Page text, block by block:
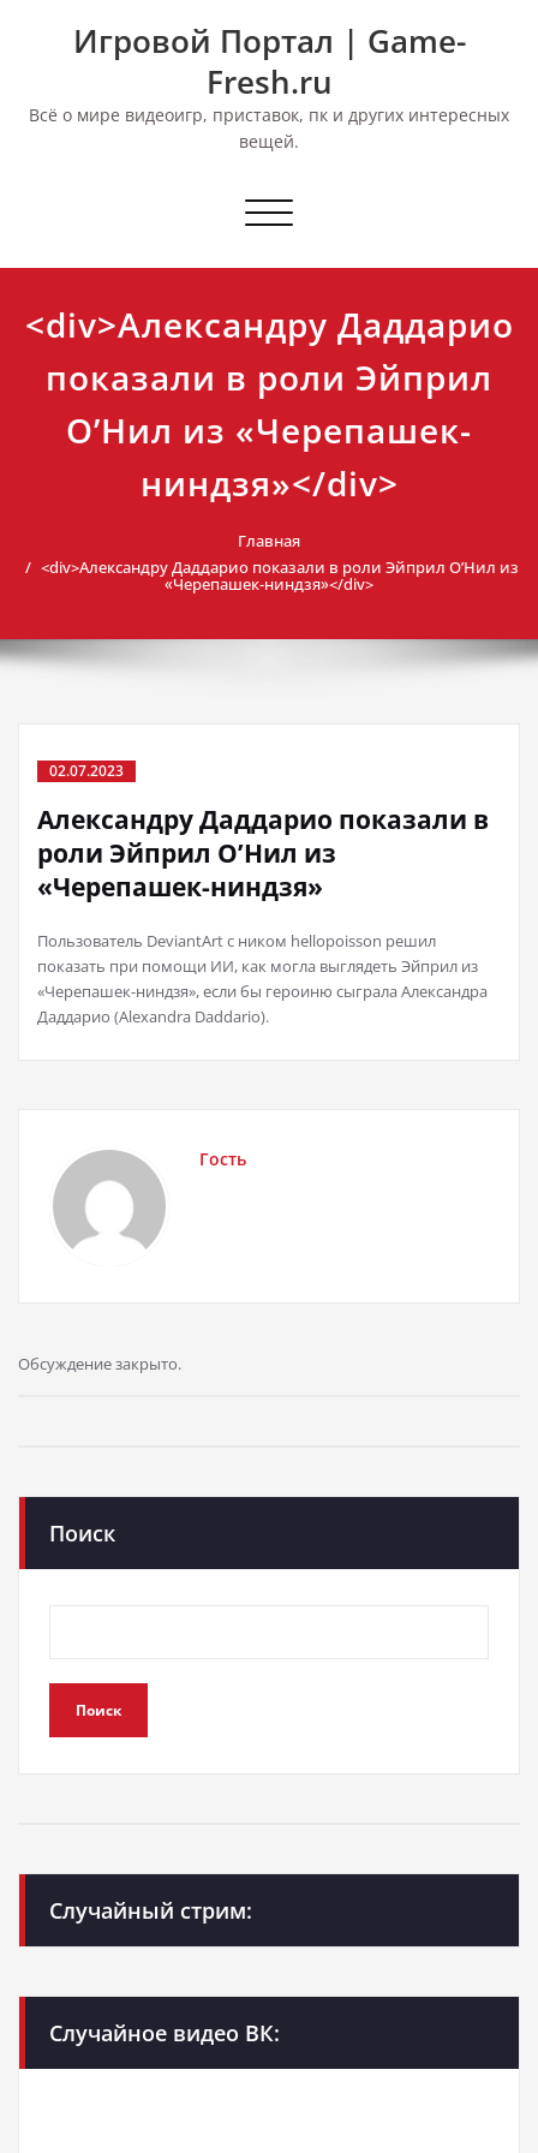
Игровой Портал | Game-
Fresh.ru
Всё о мире видеоигр, приставок, пк и других интересных
вещей.
Переключить
<div>Александру Даддарио
показали в роли Эйприл
О’Нил из «Черепашек-
ниндзя»</div>
Главная
<div>Александру Даддарио показали в роли Эйприл О’Нил из
«Черепашек-ниндзя»</div>
02.07.2023
Александру Даддарио показали в
роли Эйприл О’Нил из
«Черепашек-ниндзя»
Пользователь DeviantArt с ником hellopoisson решил
показать при помощи ИИ, как могла выглядеть Эйприл из
«Черепашек-ниндзя», если бы героиню сыграла Александра
Даддарио (Alexandra Daddario).
Гость
Обсуждение закрыто.
Поиск
Поиск
Случайный стрим:
Случайное видео ВК: